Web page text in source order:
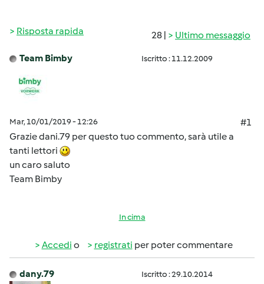
28 | Ultimo messaggio
Risposta rapida
Team Bimby Iscritto : 11.12.2009
Mar, 10/01/2019 - 12:26
#1
Grazie dani.79 per questo tuo commento, sarà utile a
tanti lettori
un caro saluto
Team Bimby
In cima
Accedi o registrati per poter commentare
dany.79 Iscritto : 29.10.2014